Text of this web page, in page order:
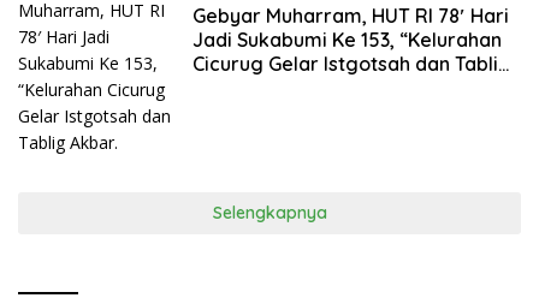
Agustus 2023
Gebyar Muharram, HUT RI 78′ Hari
Jadi Sukabumi Ke 153, “Kelurahan
Cicurug Gelar Istgotsah dan Tablig
Selengkapnya